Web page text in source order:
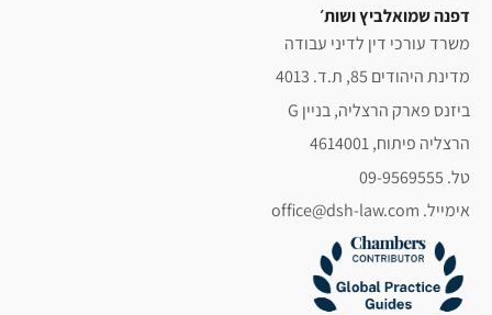
דפנה שמואלביץ ושות׳
משרד עורכי דין לדיני עבודה
מדינת היהודים 85, ת.ד. 4013
ביזנס פארק הרצליה, בניין G
הרצליה פיתוח, 4614001
טל. 09-9569555
אימייל. office@dsh-law.com